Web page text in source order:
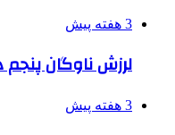
3 هفته پیش
لرزش ناوگان پنجم
3 هفته پیش